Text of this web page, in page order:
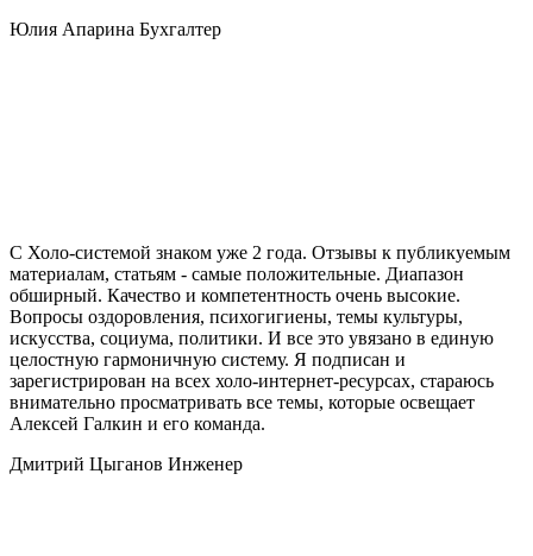
Юлия Апарина Бухгалтер
С Холо-системой знаком уже 2 года. Отзывы к публикуемым
материалам, статьям - самые положительные. Диапазон
обширный. Качество и компетентность очень высокие.
Вопросы оздоровления, психогигиены, темы культуры,
искусства, социума, политики. И все это увязано в единую
целостную гармоничную систему. Я подписан и
зарегистрирован на всех холо-интернет-ресурсах, стараюсь
внимательно просматривать все темы, которые освещает
Алексей Галкин и его команда.
Дмитрий Цыганов Инженер